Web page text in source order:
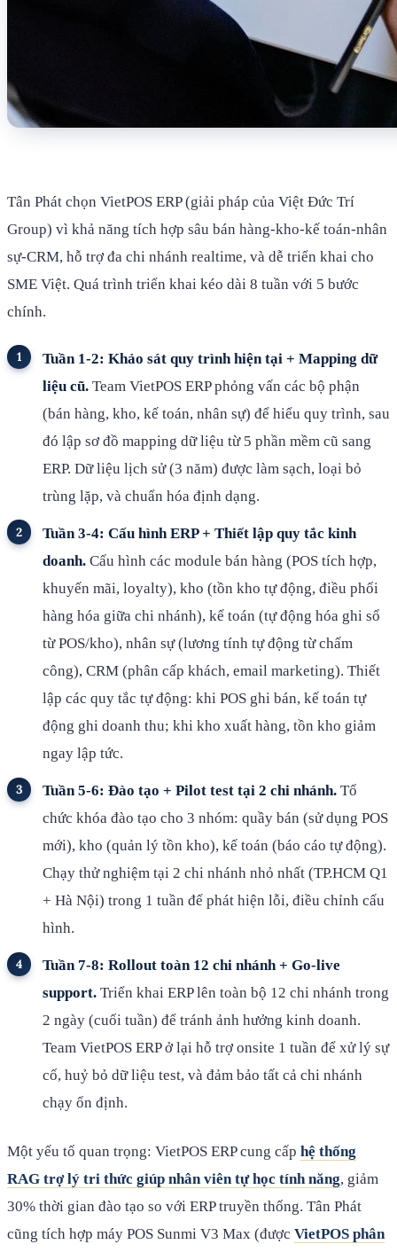
Tân Phát chọn VietPOS ERP (giải pháp của Việt Đức Trí
Group) vì khả năng tích hợp sâu bán hàng-kho-kế toán-nhân
sự-CRM, hỗ trợ đa chi nhánh realtime, và dễ triển khai cho
SME Việt. Quá trình triển khai kéo dài 8 tuần với 5 bước
chính.
Tuần 1-2: Khảo sát quy trình hiện tại + Mapping dữ
liệu cũ. Team VietPOS ERP phỏng vấn các bộ phận
(bán hàng, kho, kế toán, nhân sự) để hiểu quy trình, sau
đó lập sơ đồ mapping dữ liệu từ 5 phần mềm cũ sang
ERP. Dữ liệu lịch sử (3 năm) được làm sạch, loại bỏ
trùng lặp, và chuẩn hóa định dạng.
Tuần 3-4: Cấu hình ERP + Thiết lập quy tắc kinh
doanh. Cấu hình các module bán hàng (POS tích hợp,
khuyến mãi, loyalty), kho (tồn kho tự động, điều phối
hàng hóa giữa chi nhánh), kế toán (tự động hóa ghi sổ
từ POS/kho), nhân sự (lương tính tự động từ chấm
công), CRM (phân cấp khách, email marketing). Thiết
lập các quy tắc tự động: khi POS ghi bán, kế toán tự
động ghi doanh thu; khi kho xuất hàng, tồn kho giảm
ngay lập tức.
Tuần 5-6: Đào tạo + Pilot test tại 2 chi nhánh. Tổ
chức khóa đào tạo cho 3 nhóm: quầy bán (sử dụng POS
mới), kho (quản lý tồn kho), kế toán (báo cáo tự động).
Chạy thử nghiệm tại 2 chi nhánh nhỏ nhất (TP.HCM Q1
+ Hà Nội) trong 1 tuần để phát hiện lỗi, điều chỉnh cấu
hình.
Tuần 7-8: Rollout toàn 12 chi nhánh + Go-live
support. Triển khai ERP lên toàn bộ 12 chi nhánh trong
2 ngày (cuối tuần) để tránh ảnh hưởng kinh doanh.
Team VietPOS ERP ở lại hỗ trợ onsite 1 tuần để xử lý sự
cố, huỷ bỏ dữ liệu test, và đảm bảo tất cả chi nhánh
chạy ổn định.
Một yếu tố quan trọng: VietPOS ERP cung cấp hệ thống
RAG trợ lý tri thức giúp nhân viên tự học tính năng, giảm
30% thời gian đào tạo so với ERP truyền thống. Tân Phát
cũng tích hợp máy POS Sunmi V3 Max (được VietPOS phân